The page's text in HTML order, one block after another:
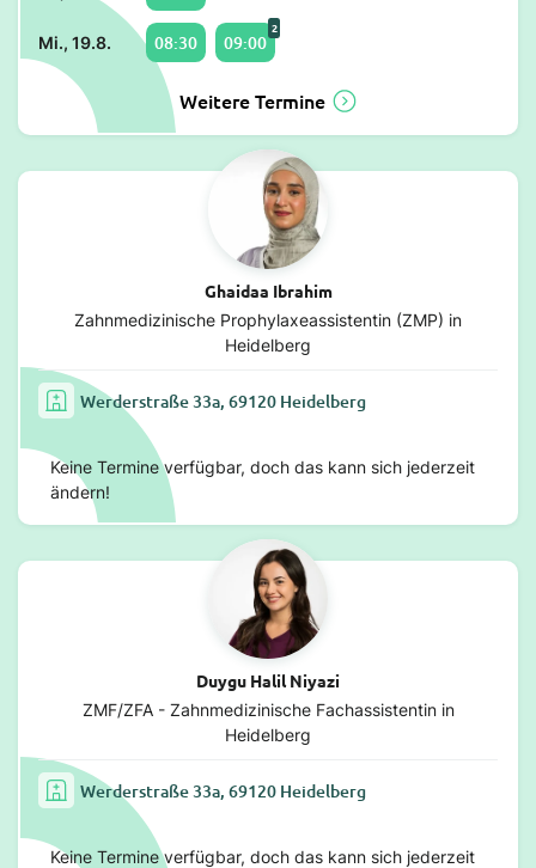
Mi., 19.8. 08:30 09:00
2
Weitere Termine
Ghaidaa Ibrahim
Zahnmedizinische Prophylaxeassistentin (ZMP) in
Heidelberg
Werderstraße 33a, 69120 Heidelberg
Keine Termine verfügbar, doch das kann sich jederzeit
ändern!
Duygu Halil Niyazi
ZMF/ZFA - Zahnmedizinische Fachassistentin in
Heidelberg
Werderstraße 33a, 69120 Heidelberg
Keine Termine verfügbar, doch das kann sich jederzeit